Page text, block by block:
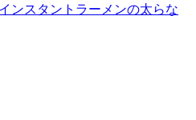
ンスタントラーメンの太らな